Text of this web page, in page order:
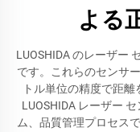
よる
LUOSHIDA のレーザー
です。これらのセンサ
トル単位の精度で距離
LUOSHIDA レーザー
ム、品質管理プロセス